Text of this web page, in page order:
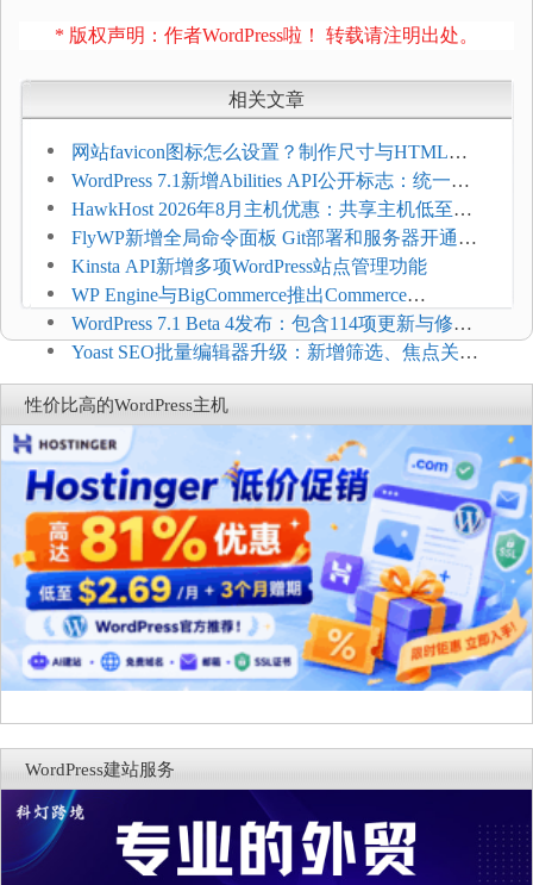
* 版权声明：作者WordPress啦！ 转载请注明出处。
相关文章
网站favicon图标怎么设置？制作尺寸与HTML添
加方法
WordPress 7.1新增Abilities API公开标志：统一支
持REST API、MCP与AI代理
HawkHost 2026年8月主机优惠：共享主机低至
$2.61/月，高性能主机同步折扣
FlyWP新增全局命令面板 Git部署和服务器开通更
方便
Kinsta API新增多项WordPress站点管理功能
WP Engine与BigCommerce推出Commerce
Connect：WordPress商店可保留前台体验并扩展电
商能力
WordPress 7.1 Beta 4发布：包含114项更新与修
复，仅建议在测试环境体验
Yoast SEO批量编辑器升级：新增筛选、焦点关键
词与AI元数据草稿
性价比高的WordPress主机
WordPress建站服务